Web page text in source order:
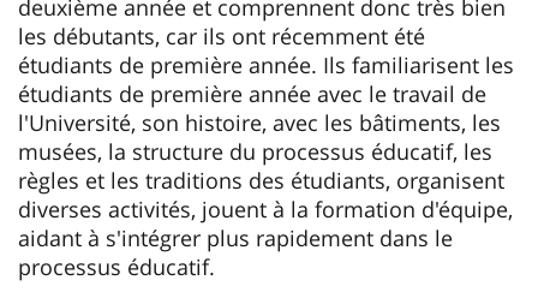
deuxième année et comprennent donc très bien
les débutants, car ils ont récemment été
étudiants de première année. Ils familiarisent les
étudiants de première année avec le travail de
l'Université, son histoire, avec les bâtiments, les
musées, la structure du processus éducatif, les
règles et les traditions des étudiants, organisent
diverses activités, jouent à la formation d'équipe,
aidant à s'intégrer plus rapidement dans le
processus éducatif.